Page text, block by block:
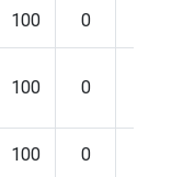
100 0
100 0
100 0